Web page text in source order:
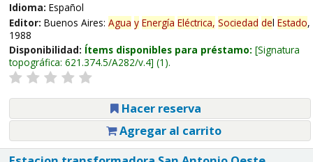
Idioma: Español
Editor: Buenos Aires: Agua y Energía Eléctrica, Sociedad del Estado,
1988
Disponibilidad: Ítems disponibles para préstamo: Signatura
topográfica: 621.374.5/A282/v.4 (1).
Hacer reserva
Agregar al carrito